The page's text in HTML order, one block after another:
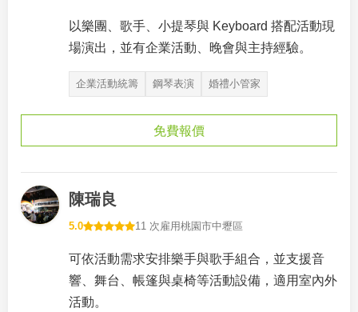
以樂團、歌手、小提琴與 Keyboard 搭配活動現
場演出，並有企業活動、晚會與主持經驗。
企業活動統籌 鋼琴表演 婚禮小管家
免費報價
陳瑞良
5.0 11 次雇用桃園市中壢區
可依活動需求安排樂手與歌手組合，並支援音
響、舞台、帳篷與桌椅等活動設備，適用室內外
活動。